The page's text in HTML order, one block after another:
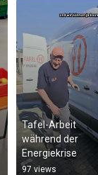
Tafel-Arbeit
während der
Energiekrise
97 views